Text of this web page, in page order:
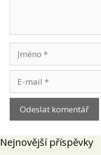
mail
Nejnovější příspěvky